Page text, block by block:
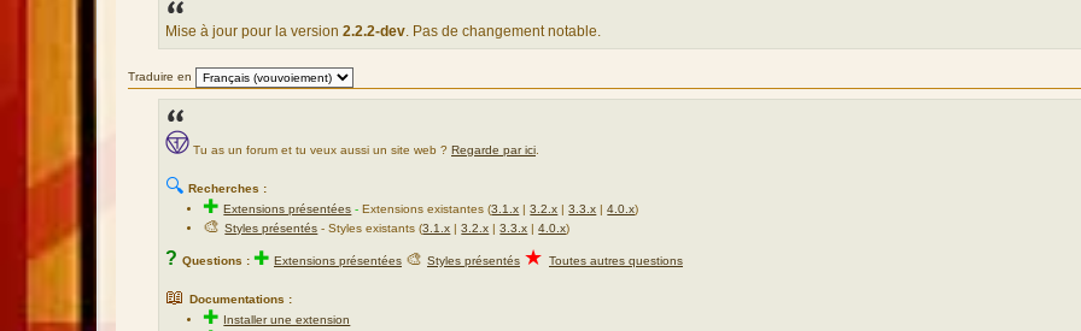
Mise à jour pour la version 2.2.2-dev. Pas de changement notable.
Traduire en
Tu as un forum et tu veux aussi un site web ? Regarde par ici
🔍 Recherches :
✚Extensions présentées -Extensions existantes (3.1.x |3.2.x |3.3.x |4.0.x)
🎨Styles présentés - Styles existants (3.1.x |3.2.x |3.3.x |4.0.x)
? Questions : ✚ Extensions présentées 🎨 Styles présentés ★ Toutes autres questions
📖 Documentations :
✚ Installer une extension